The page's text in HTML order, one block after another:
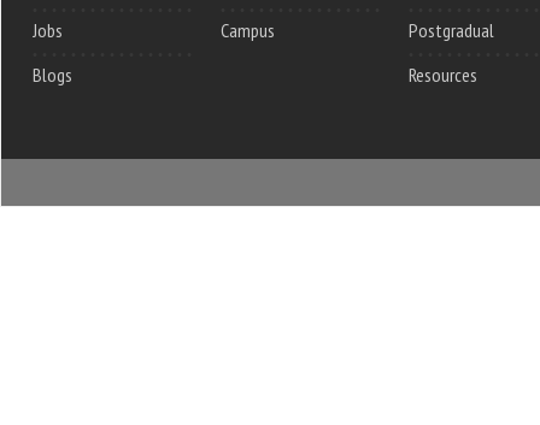
Jobs
Blogs
Campus
Postgradual
Resources